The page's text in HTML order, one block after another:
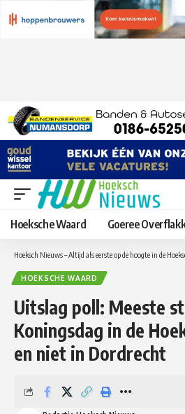
Hoeksche Waard Goeree
Hoeksch Nieuws – Altijd als eerste op de hoogte in de
HOEKSCHE WAARD
Uitslag poll: Meeste
Koningsdag in de
en niet in Dordrecht